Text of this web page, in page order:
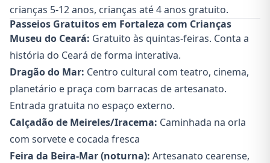
crianças 5-12 anos, crianças até 4 anos gratuito.
Passeios Gratuitos em Fortaleza com Crianças
Museu do Ceará: Gratuito às quintas-feiras. Conta a
história do Ceará de forma interativa.
Dragão do Mar: Centro cultural com teatro, cinema,
planetário e praça com barracas de artesanato.
Entrada gratuita no espaço externo.
Calçadão de Meireles/Iracema: Caminhada na orla
com sorvete e cocada fresca
Feira da Beira-Mar (noturna): Artesanato cearense,